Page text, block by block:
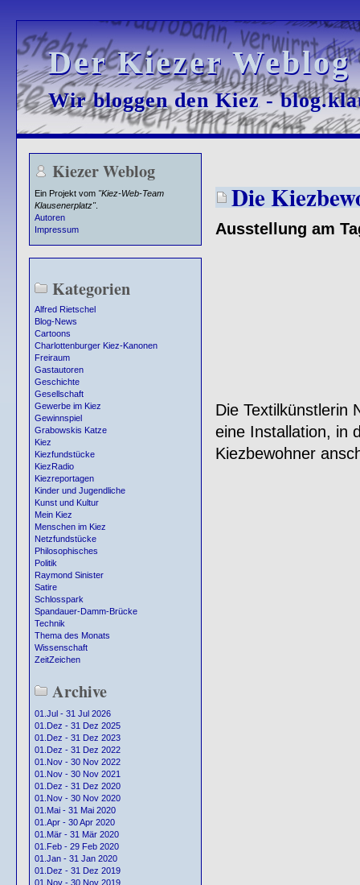
Der Kiezer
Der Kiezer
Wir bloggen den Kiez -
Wir bloggen den Kiez -
Kiezer Weblog
Ein Projekt vom "Kiez-Web-Team
Klausenerplatz".
Autoren
Impressum
Kategorien
Alfred Rietschel
Blog-News
Cartoons
Charlottenburger Kiez-Kanonen
Freiraum
Gastautoren
Geschichte
Gesellschaft
Gewerbe im Kiez
Gewinnspiel
Grabowskis Katze
Kiez
Kiezfundstücke
KiezRadio
Kiezreportagen
Kinder und Jugendliche
Kunst und Kultur
Mein Kiez
Menschen im Kiez
Netzfundstücke
Philosophisches
Politik
Raymond Sinister
Satire
Schlosspark
Spandauer-Damm-Brücke
Technik
Thema des Monats
Wissenschaft
ZeitZeichen
Archive
01.Jul - 31 Jul 2026
01.Dez - 31 Dez 2025
01.Dez - 31 Dez 2023
01.Dez - 31 Dez 2022
01.Nov - 30 Nov 2022
01.Nov - 30 Nov 2021
01.Dez - 31 Dez 2020
01.Nov - 30 Nov 2020
01.Mai - 31 Mai 2020
01.Apr - 30 Apr 2020
01.Mär - 31 Mär 2020
01.Feb - 29 Feb 2020
01.Jan - 31 Jan 2020
01.Dez - 31 Dez 2019
01.Nov - 30 Nov 2019
Die
Ausstellung am
Die Textilkünstlerin
eine Installation, in
Kiezbewohner